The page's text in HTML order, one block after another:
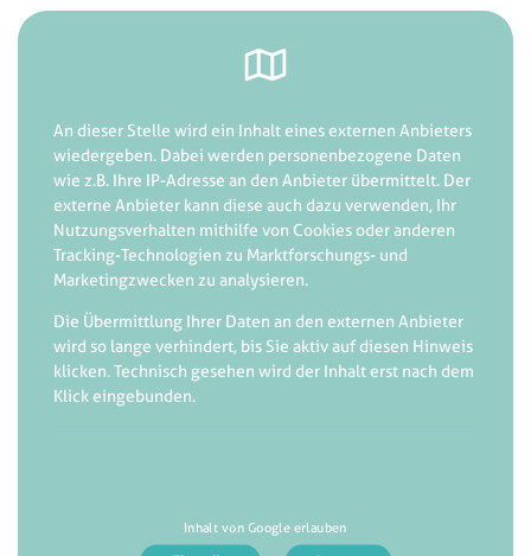
An dieser Stelle wird ein Inhalt eines externen Anbieters
wiedergeben. Dabei werden personenbezogene Daten
wie z.B. Ihre IP-Adresse an den Anbieter übermittelt. Der
externe Anbieter kann diese auch dazu verwenden, Ihr
Nutzungsverhalten mithilfe von Cookies oder anderen
Tracking-Technologien zu Marktforschungs- und
Marketingzwecken zu analysieren.
Die Übermittlung Ihrer Daten an den externen Anbieter
wird so lange verhindert, bis Sie aktiv auf diesen Hinweis
klicken. Technisch gesehen wird der Inhalt erst nach dem
Klick eingebunden.
Inhalt von Google erlauben